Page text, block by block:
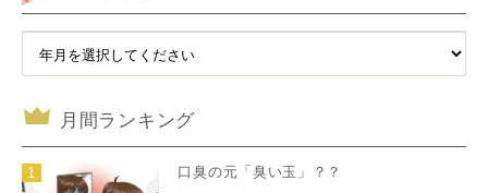
月間ランキング
1 口臭の元「臭い玉」？？